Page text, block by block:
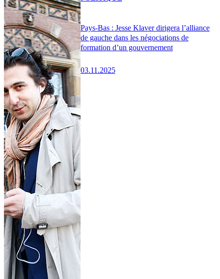
Pays-Bas : Jesse Klaver dirigera l’alliance
de gauche dans les négociations de
formation d’un gouvernement
03.11.2025